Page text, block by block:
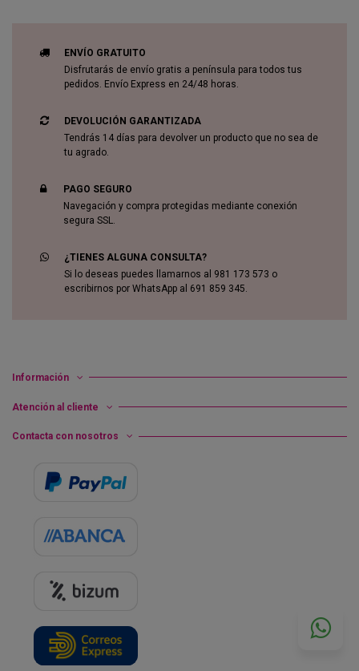
ENVÍO GRATUITO
Disfrutarás de envío gratis a península para todos tus
pedidos. Envío Express en 24/48 horas.
DEVOLUCIÓN GARANTIZADA
Tendrás 14 días para devolver un producto que no sea de
tu agrado.
PAGO SEGURO
Navegación y compra protegidas mediante conexión
segura SSL.
¿TIENES ALGUNA CONSULTA?
Si lo deseas puedes llamarnos al 981 173 573 o
escribirnos por WhatsApp al 691 859 345.
Información
Atención al cliente
Contacta con nosotros